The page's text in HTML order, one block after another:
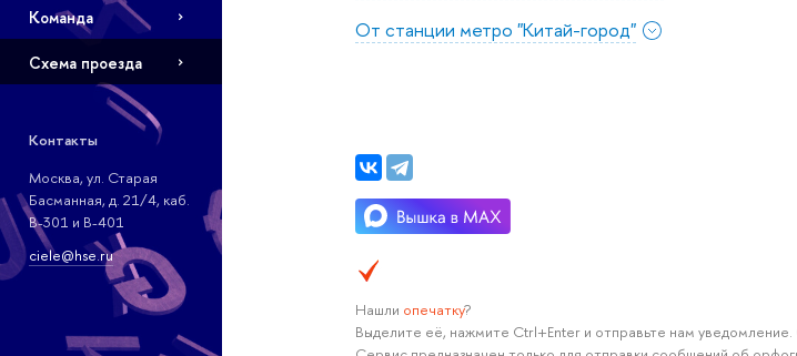
Команда
Схема проезда
Контакты
Москва, ул. Старая
Басманная, д. 21/4, каб.
В-301 и В-401
ciele@hse.ru
От станции метро "Китай-город"
Нашли опечатку?
Выделите её, нажмите Ctrl+Enter и отправьте нам уведомление.